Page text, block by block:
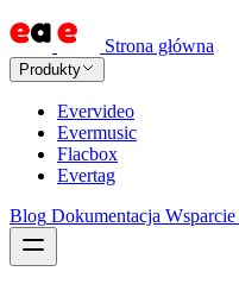
Strona główna
Produkty
Evervideo
Evermusic
Flacbox
Evertag
Blog Dokumentacja Wsparcie